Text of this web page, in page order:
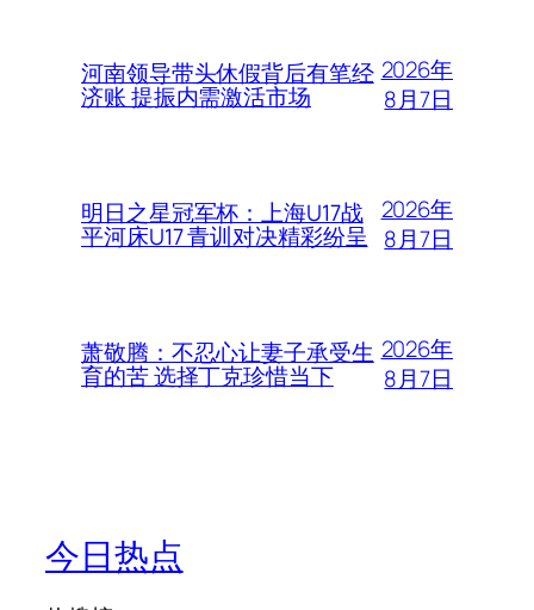
河南领导带头休假背后有笔经
济账 提振内需激活市场
2026年
8月7日
明日之星冠军杯：上海U17战
平河床U17 青训对决精彩纷呈
2026年
8月7日
萧敬腾：不忍心让妻子承受生
育的苦 选择丁克珍惜当下
2026年
8月7日
今日热点